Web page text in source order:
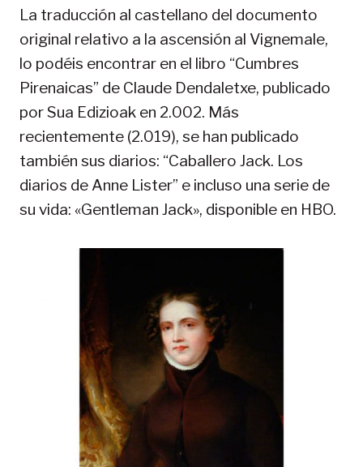
La traducción al castellano del documento
original relativo a la ascensión al Vignemale,
lo podéis encontrar en el libro “Cumbres
Pirenaicas” de Claude Dendaletxe, publicado
por Sua Edizioak en 2.002. Más
recientemente (2.019), se han publicado
también sus diarios: “Caballero Jack. Los
diarios de Anne Lister” e incluso una serie de
su vida: «Gentleman Jack», disponible en HBO.